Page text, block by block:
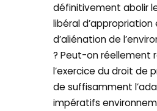
définitivement abolir
libéral d’appropriation
d’aliénation de
? Peut-on réellement
l’exercice du droit de
de suffisamment
impératifs